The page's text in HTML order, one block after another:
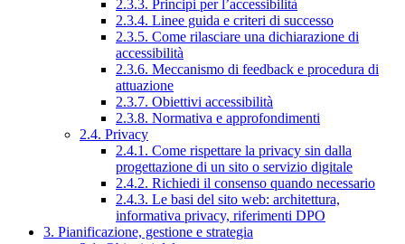
2.3.3. Principi per l’accessibilità
2.3.4. Linee guida e criteri di successo
2.3.5. Come rilasciare una dichiarazione di
accessibilità
2.3.6. Meccanismo di feedback e procedura di
attuazione
2.3.7. Obiettivi accessibilità
2.3.8. Normativa e approfondimenti
2.4. Privacy
2.4.1. Come rispettare la privacy sin dalla
progettazione di un sito o servizio digitale
2.4.2. Richiedi il consenso quando necessario
2.4.3. Le basi del sito web: architettura,
informativa privacy, riferimenti DPO
3. Pianificazione, gestione e strategia